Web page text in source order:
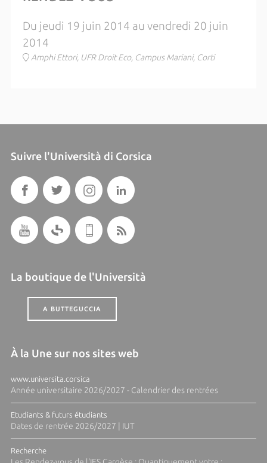
Du jeudi 19 juin 2014 au vendredi 20 juin
2014
Amphi Ettori, UFR Droit Eco, Campus Mariani, Corti
Suivre l'Università di Corsica
La boutique de l'Università
A BUTTEGUCCIA
À la Une sur nos sites web
www.universita.corsica
Année universitaire 2026/2027 - Calendrier des rentrées
Etudiants & futurs étudiants
Dates de rentrée 2026/2027 | IUT
Recherche